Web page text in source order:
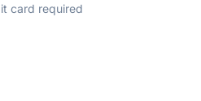
card required